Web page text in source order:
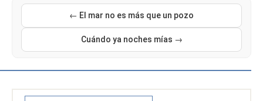
← El mar no es más que un pozo
Cuándo ya noches mías →